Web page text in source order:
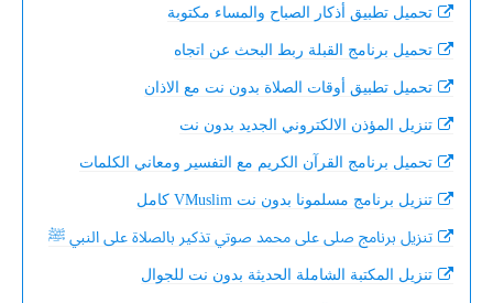
تحميل تطبيق أذكار الصباح والمساء مكتوبة
تحميل برنامج القبلة ربط البحث عن اتجاه
تحميل تطبيق أوقات الصلاة بدون نت مع الاذان
تنزيل المؤذن الالكتروني الجديد بدون نت
تحميل برنامج القرآن الكريم مع التفسير ومعاني الكلمات
تنزيل برنامج مسلمونا بدون نت VMuslim كامل
تنزيل برنامج صلى على محمد صوتي تذكير بالصلاة على النبي ﷺ
تنزيل المكتبة الشاملة الحديثة بدون نت للجوال